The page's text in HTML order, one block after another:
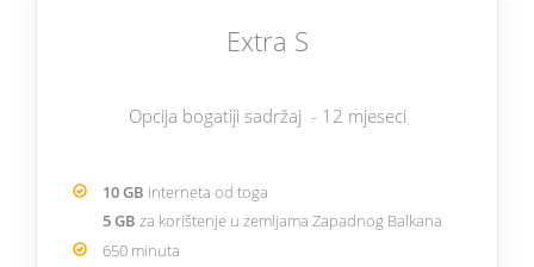
Extra S
Opcija bogatiji sadržaj - 12 mjeseci
10 GB interneta od toga
5 GB za korištenje u zemljama Zapadnog Balkana
650 minuta